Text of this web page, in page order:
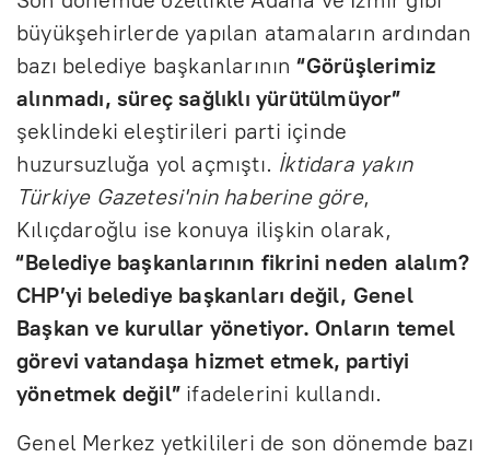
büyükşehirlerde yapılan atamaların ardından
bazı belediye başkanlarının“Görüşlerimiz
alınmadı, süreç sağlıklı yürütülmüyor”
şeklindeki eleştirileri parti içinde
huzursuzluğa yol açmıştı. İktidara yakın
Türkiye Gazetesi'nin haberine göre,
Kılıçdaroğlu ise konuya ilişkin olarak,
“Belediye başkanlarının fikrini neden alalım?
CHP’yi belediye başkanları değil, Genel
Başkan ve kurullar yönetiyor. Onların temel
görevi vatandaşa hizmet etmek, partiyi
yönetmek değil” ifadelerini kullandı.
Genel Merkez yetkilileri de son dönemde bazı